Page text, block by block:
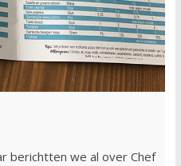
berichtten we al over Chef